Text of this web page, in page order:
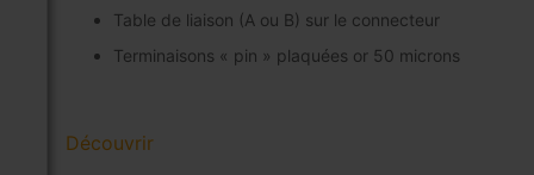
Table de liaison (A ou B) sur le connecteur
Terminaisons « pin » plaquées or 50 microns
Découvrir